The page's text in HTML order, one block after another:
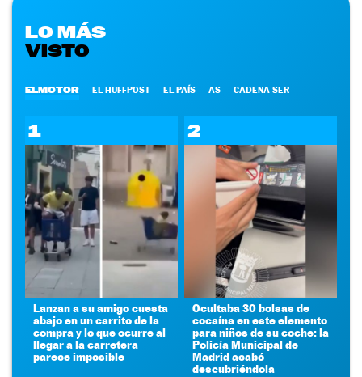
LO MÁS
VISTO
ELMOTOR EL HUFFPOST EL PAÍS AS CADENA SER
1
Lanzan a su amigo cuesta
abajo en un carrito de la
compra y lo que ocurre al
llegar a la carretera
parece imposible
2
Ocultaba 30 bolsas de
cocaína en este elemento
para niños de su coche: la
Policía Municipal de
Madrid acabó
descubriéndola